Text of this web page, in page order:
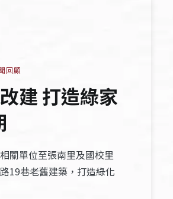
回顧
建 打造綠家
關單位至張南里及國校里
19巷老舊建築，打造綠化